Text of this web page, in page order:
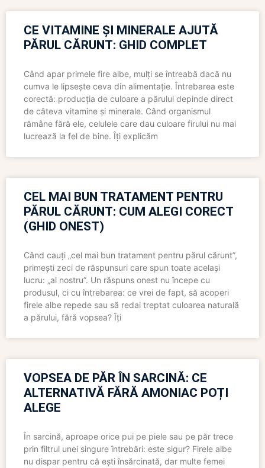
CE VITAMINE ȘI MINERALE AJUTĂ
PĂRUL CĂRUNT: GHID COMPLET
Când apar primele fire albe, mulți se întreabă dacă nu
cumva le lipsește ceva din alimentație. Întrebarea este
corectă: producția de culoare a părului depinde direct
de câteva vitamine și minerale. Când organismul
rămâne fără ele, celulele care dau culoare firului nu mai
lucrează la fel de bine. Îți explicăm
CEL MAI BUN TRATAMENT PENTRU
PĂRUL CĂRUNT: CUM ALEGI CORECT
(GHID ONEST)
Când cauți „cel mai bun tratament pentru părul cărunt”,
primești zeci de răspunsuri care spun toate același
lucru: „al nostru”. Un răspuns onest nu începe cu
produsul, ci cu întrebarea: ce vrei de fapt, să acoperi
firele albe repede sau să redai treptat culoarea naturală
a părului, fără vopsea? Îți
VOPSEA DE PĂR ÎN SARCINĂ: CE
ALTERNATIVĂ FĂRĂ AMONIAC POȚI
ALEGE
În sarcină, aproape orice pui pe piele sau pe păr trece
prin filtrul unei singure întrebări: este sigur? Firele albe
nu dispar pentru că ești însărcinată, dar multe femei